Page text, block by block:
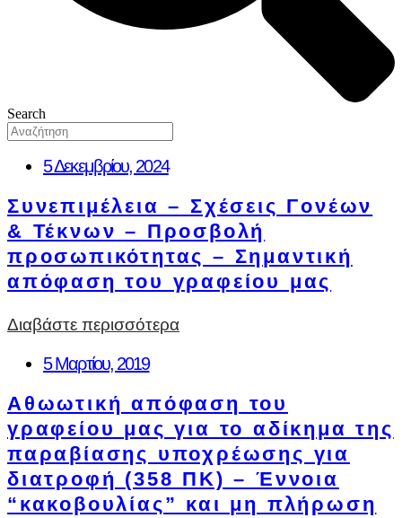
Search
5 Δεκεμβρίου, 2024
Συνεπιμέλεια – Σχέσεις Γονέων
& Τέκνων – Προσβολή
προσωπικότητας – Σημαντική
απόφαση του γραφείου μας
Διαβάστε περισσότερα
5 Μαρτίου, 2019
Αθωωτική απόφαση του
γραφείου μας για το αδίκημα της
παραβίασης υποχρέωσης για
διατροφή (358 ΠΚ) – Έννοια
“κακοβουλίας” και μη πλήρωση